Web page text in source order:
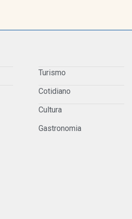
Turismo
Cotidiano
Cultura
Gastronomia